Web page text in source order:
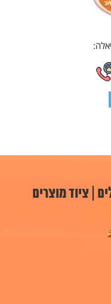
| ציוד מוצרים